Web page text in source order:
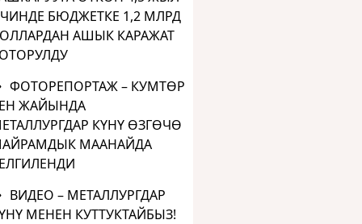
БЮДЖЕТКЕ 1,2 МЛРД
АШЫК КАРАЖАТ
ФОТОРЕПОРТАЖ – КУМТӨР
ЖАЙЫНДА
КҮНҮ ӨЗГӨЧӨ
МААНАЙДА
ВИДЕО – МЕТАЛЛУРГДАР
МЕНЕН КУТТУКТАЙБЫЗ!